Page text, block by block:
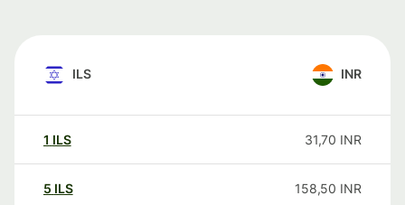
ILS INR
1 ILS 31,70 INR
5 ILS 158,50 INR